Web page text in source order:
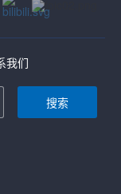
我们
搜索